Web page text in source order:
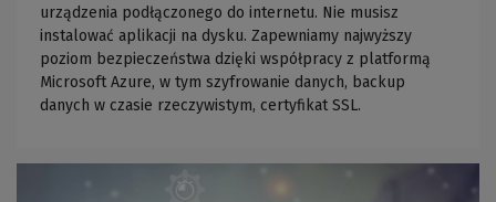
urządzenia podłączonego do internetu. Nie musisz
instalować aplikacji na dysku. Zapewniamy najwyższy
poziom bezpieczeństwa dzięki współpracy z platformą
Microsoft Azure, w tym szyfrowanie danych, backup
danych w czasie rzeczywistym, certyfikat SSL.